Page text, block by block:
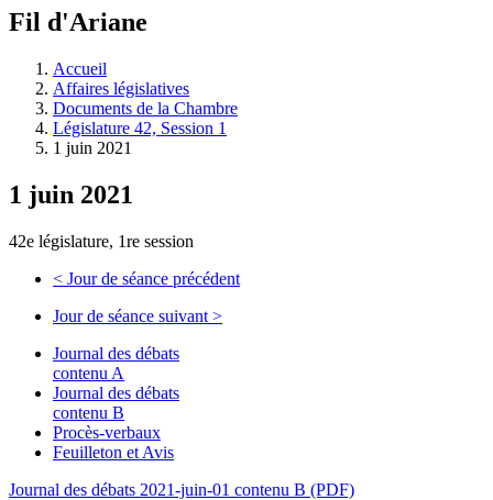
à
législative.
Fil d'Ariane
Accueil
Affaires législatives
Documents de la Chambre
Législature 42, Session 1
1 juin 2021
1 juin 2021
42e législature, 1re session
< Jour de séance précédent
Jour de séance suivant >
Journal des débats
contenu A
Journal des débats
contenu B
Procès-verbaux
Feuilleton et Avis
Journal des débats 2021-juin-01 contenu B (PDF)